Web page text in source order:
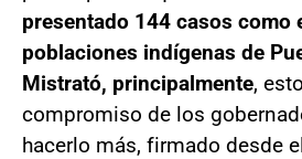
presentado 144 casos como
poblaciones indígenas de
Mistrató, principalmente,
compromiso de los
hacerlo más, firmado desde